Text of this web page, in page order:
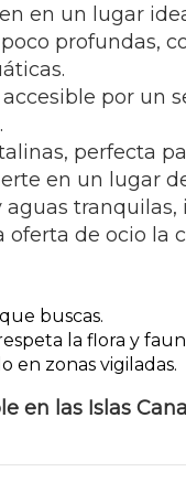
en un lugar
profundas,
por un
perfecta
en un lugar
de ocio la
buscas.
la flora y
en zonas vigiladas.
en las Islas